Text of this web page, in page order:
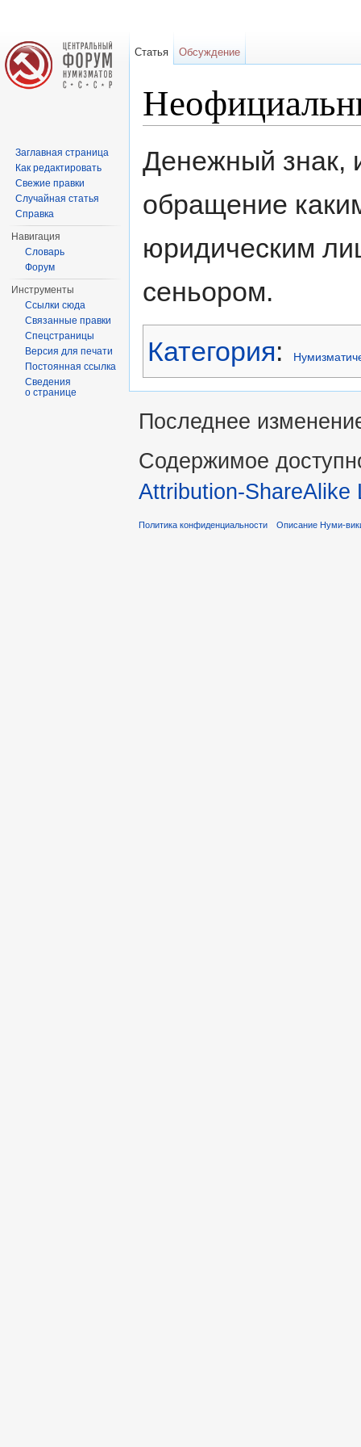
Денежный знак,
обращение
юридическим
сеньором.
Категория:
Статья Обсуждение
Заглавная страница
Как редактировать
Свежие правки
Случайная статья
Справка
Навигация
Словарь
Форум
Инструменты
Ссылки сюда
Связанные правки
Спецстраницы
Версия для печати
Постоянная ссылка
Сведения
о странице
Последнее
Содержимое
Attribution-ShareAlike
Политика конфиденциальности Описание Нуми-